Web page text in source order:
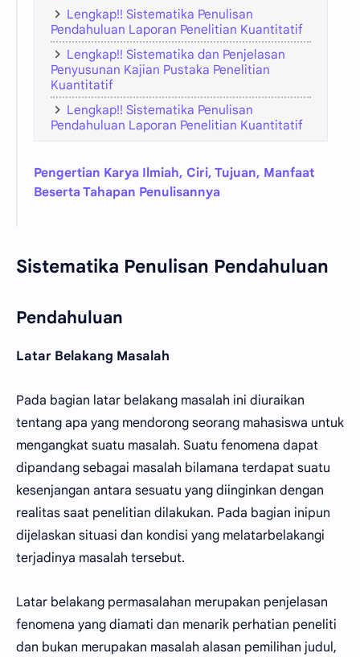
Lengkap!! Sistematika Penulisan
Pendahuluan Laporan Penelitian Kuantitatif
Lengkap!! Sistematika dan Penjelasan
Penyusunan Kajian Pustaka Penelitian
Kuantitatif
Lengkap!! Sistematika Penulisan
Pendahuluan Laporan Penelitian Kuantitatif
Pengertian Karya Ilmiah, Ciri, Tujuan, Manfaat
Beserta Tahapan Penulisannya
Sistematika Penulisan Pendahuluan
Pendahuluan
Latar Belakang Masalah
Pada bagian latar belakang masalah ini diuraikan
tentang apa yang mendorong seorang mahasiswa untuk
mengangkat suatu masalah. Suatu fenomena dapat
dipandang sebagai masalah bilamana terdapat suatu
kesenjangan antara sesuatu yang diinginkan dengan
realitas saat penelitian dilakukan. Pada bagian inipun
dijelaskan situasi dan kondisi yang melatarbelakangi
terjadinya masalah tersebut.
Latar belakang permasalahan merupakan penjelasan
fenomena yang diamati dan menarik perhatian peneliti
dan bukan merupakan masalah alasan pemilihan judul,